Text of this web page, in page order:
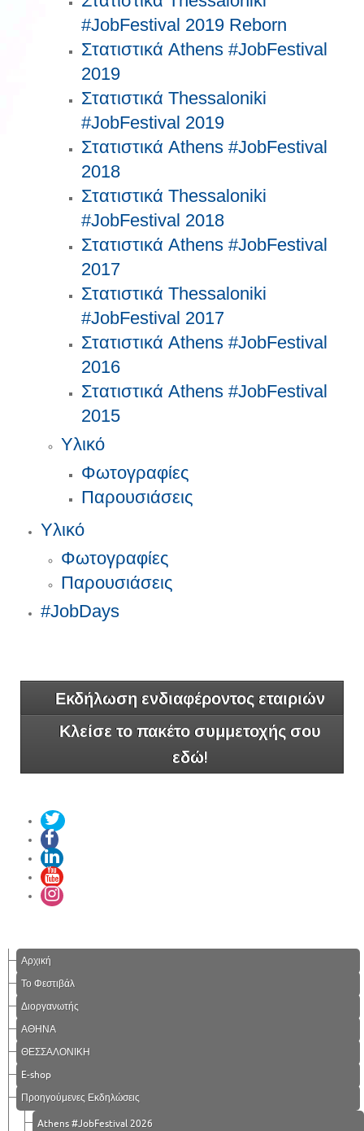
#JobFestival 2019 Reborn
Στατιστικά Athens #JobFestival
2019
Στατιστικά Thessaloniki
#JobFestival 2019
Στατιστικά Athens #JobFestival
2018
Στατιστικά Thessaloniki
#JobFestival 2018
Στατιστικά Athens #JobFestival
2017
Στατιστικά Thessaloniki
#JobFestival 2017
Στατιστικά Athens #JobFestival
2016
Στατιστικά Athens #JobFestival
2015
Υλικό
Φωτογραφίες
Παρουσιάσεις
Υλικό
Φωτογραφίες
Παρουσιάσεις
#JobDays
Εκδήλωση ενδιαφέροντος εταιριών
Κλείσε το πακέτο συμμετοχής σου
εδώ!
Αρχική
Το Φεστιβάλ
Διοργανωτής
ΑΘΗΝΑ
ΘΕΣΣΑΛΟΝΙΚΗ
E-shop
Προηγούμενες Εκδηλώσεις
Athens #JobFestival 2026